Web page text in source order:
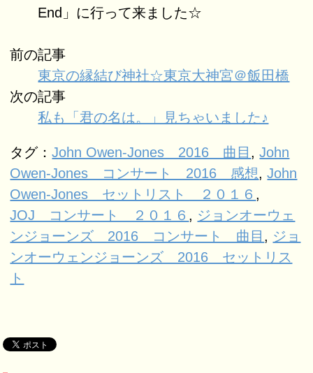
End」に行って来ました☆
前の記事
東京の縁結び神社☆東京大神宮＠飯田橋
次の記事
私も「君の名は。」見ちゃいました♪
タグ：John Owen-Jones 2016 曲目 ,John
Owen-Jones コンサート 2016 感想,John
Owen-Jones セットリスト ２０１６ ,
JOJ コンサート ２０１６ , ジョンオーウェ
ンジョーンズ 2016 コンサート 曲目 , ジョ
ンオーウェンジョーンズ 2016 セットリス
ト